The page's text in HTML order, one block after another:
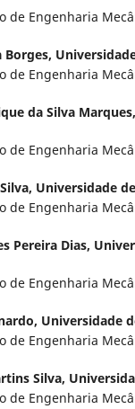
de Engenharia
Borges,
de Engenharia
da Silva Marques,
de Engenharia
Universidade
de Engenharia
Pereira Dias,
de Engenharia
Universidade
de Engenharia
Silva,
de Engenharia